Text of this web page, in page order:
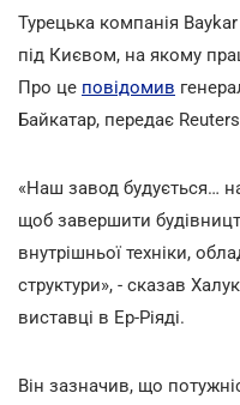
Турецька компанія
під Києвом, на якому
Про це повідомив
Байкатар, передає
«Наш завод будується…
щоб завершити
внутрішньої техніки,
структури», - сказав
виставці в Ер-Ріяді.
Він зазначив, що